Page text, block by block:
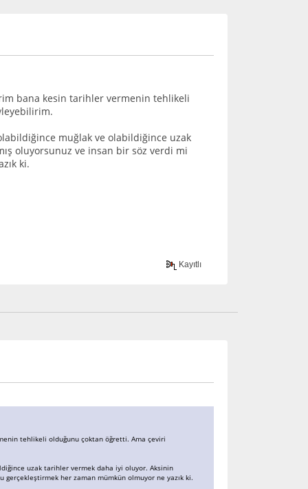
bana kesin tarihler vermenin tehlikeli
muğlak ve olabildiğince uzak
oluyorsunuz ve insan bir söz verdi mi
ki.
Kayıtlı
tehlikeli olduğunu çoktan öğretti. Ama çeviri
uzak tarihler vermek daha iyi oluyor. Aksinin
gerçekleştirmek her zaman mümkün olmuyor ne yazık ki.